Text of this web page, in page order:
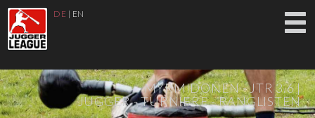
DE | EN
MYRMIDONEN - JTR 3.6 |
JUGGER - TURNIERE - RANGLISTEN